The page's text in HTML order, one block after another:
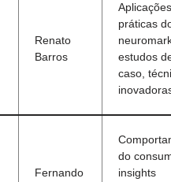
Renato
Barros
Aplicações
práticas
estudos
caso,
Fernando
do
insights